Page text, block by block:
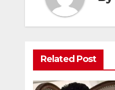
Related Post